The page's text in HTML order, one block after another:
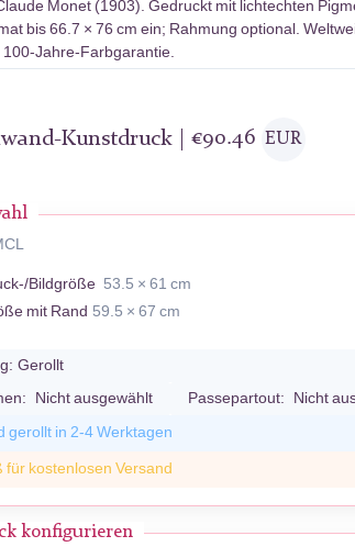
Monet (1903). Gedruckt mit lichtechten
bis 66.7 × 76 cm ein; Rahmung optional.
100-Jahre-Farbgarantie.
Kunstdruck |€90.46 EUR
Bildgröße 53.5 × 61 cm
mit Rand 59.5 × 67 cm
Gerollt
Nicht ausgewählt Passepartout: Nicht
gerollt in 2-4 Werktagen
für kostenlosen Versand
konfigurieren